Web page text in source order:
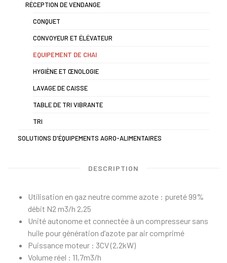
RÉCEPTION DE VENDANGE
CONQUET
CONVOYEUR ET ÉLÉVATEUR
EQUIPEMENT DE CHAI
HYGIÈNE ET ŒNOLOGIE
LAVAGE DE CAISSE
TABLE DE TRI VIBRANTE
TRI
SOLUTIONS D'ÉQUIPEMENTS AGRO-ALIMENTAIRES
DESCRIPTION
Utilisation en gaz neutre comme azote : pureté 99%
débit N2 m3/h 2,25
Unité autonome et connectée à un compresseur sans
huile pour génération d’azote par air comprimé
Puissance moteur : 3CV (2,2kW)
Volume réel : 11,7m3/h